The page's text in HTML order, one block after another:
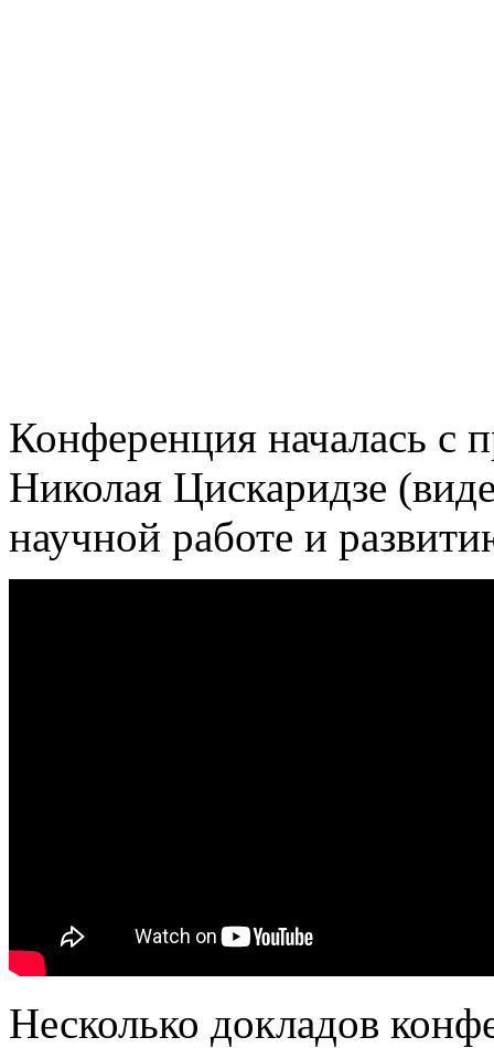
Конференция началась с
Николая Цискаридзе
научной работе и
Несколько докладов